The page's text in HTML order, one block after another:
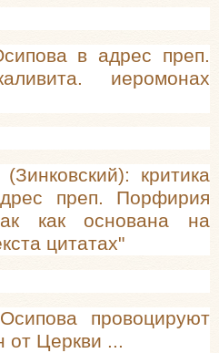
в адрес преп.
иеромонах
критика
преп. Порфирия
как основана на
цитатах"
провоцируют
от Церкви ...